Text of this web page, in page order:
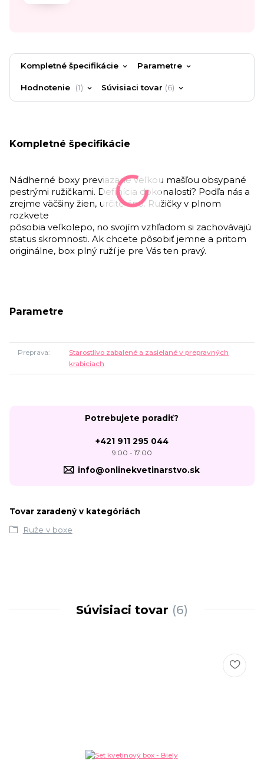
Kompletné špecifikácie Parametre
Hodnotenie 1 Súvisiaci tovar 6
Kompletné špecifikácie
Nádherné boxy previazané veľkou mašľou obsypané
pestrými ružičkami. Definícia dokonalosti? Podľa nás a
zrejme väčšiny žien, určite áno. Ružičky v plnom
rozkvete
pôsobia veľkolepo, no svojím vzhľadom si zachovávajú
status skromnosti. Ak chcete pôsobiť jemne a pritom
originálne, box plný ruží je pre Vás ten pravý.
Parametre
Preprava
Starostlivo zabalené a zasielané v prepravných
krabiciach
Potrebujete poradiť?
+421 911 295 044
9:00 - 17:00
info@onlinekvetinarstvo.sk
Tovar zaradený v kategóriách
Ruže v boxe
Súvisiaci tovar 6